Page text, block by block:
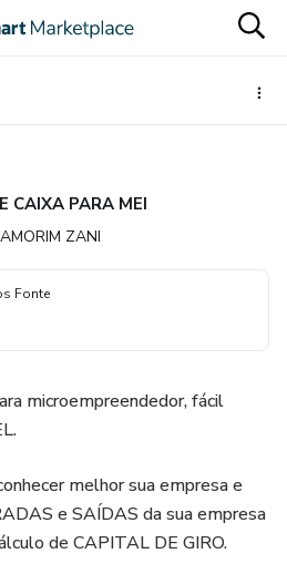
CAIXA PARA MEI
ZANI
Fonte
microempreendedor, fácil
melhor sua empresa e
e SAÍDAS da sua empresa
de CAPITAL DE GIRO.